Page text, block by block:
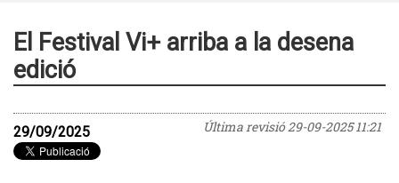
El Festival Vi+ arriba a la desena
edició
Última revisió29-09-2025 11:21
29/09/2025